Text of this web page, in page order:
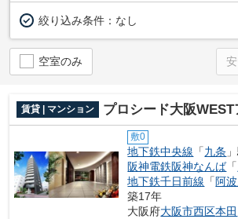
絞り込み条件： なし
空室のみ
賃貸 | マンション プロシード大阪WEST
敷0
地下鉄中央線 「九条
阪神電鉄阪神なんば「
地下鉄千日前線 「 阿
築17年
大阪府大阪市西区本田